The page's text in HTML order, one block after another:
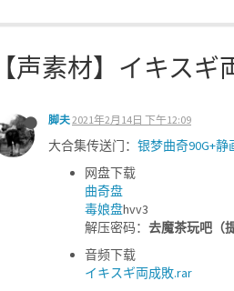
【声素材】イキスギ
脚夫2021年2月14日 下午12:09
大合集传送门： 银梦曲奇90G+
网盘下载
曲奇盘
毒娘盘hvv3
解压密码： 去魔茶玩吧（
音频下载
イキスギ両成敗.rar